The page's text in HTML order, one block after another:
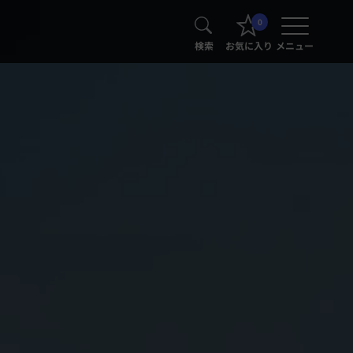
検索
0
お気に入り メニュー